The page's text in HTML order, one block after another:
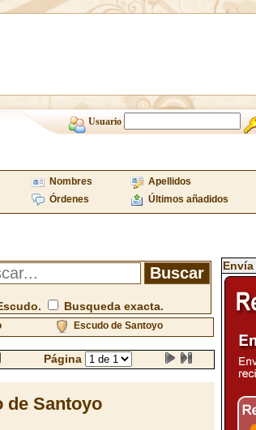
Usuario
Nombres Apellidos
Órdenes Últimos añadidos
Busqueda exacta.
Escudo de Santoyo
Página
de Santoyo